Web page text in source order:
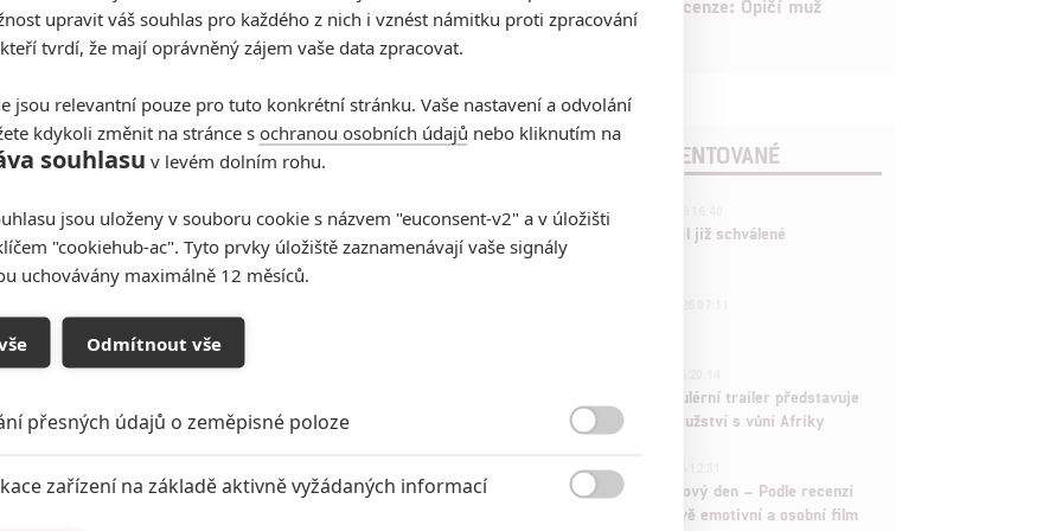
?
do diskuze
Tomb Raider: Nová fotka a
8 Recenze: Opičí muž
POSLEDNÍ KOMENTOVANÉ
3 ČLÁNEK | 01.08.2026 16:40
Marvel nečekaně zrušil již schválené
pokračování
Děti krve a kostí: Regulérní trailer představuje
akční fantasy dobrodružství s vůní Afriky
ČLÁNEK | 30.07.2026 12:31
Spider-Man: Zbrusu nový den – Podle recenzí
máme čekat překvapivě emotivní a osobní film
upravit váš souhlas pro každého z nich i vznést námitku proti zpracování
tvrdí, že mají oprávněný zájem vaše data zpracovat.
jsou relevantní pouze pro tuto konkrétní stránku. Vaše nastavení a odvolání
kdykoli změnit na stránce s ochranou osobních údajů nebo kliknutím na
souhlasu v levém dolním rohu.
jsou uloženy v souboru cookie s názvem "euconsent-v2" a v úložišti
"cookiehub-ac". Tyto prvky úložiště zaznamenávají vaše signály
uchovávány maximálně 12 měsíců.
Odmítnout vše
přesných údajů o zeměpisné poloze
zařízení na základě aktivně vyžádaných informací